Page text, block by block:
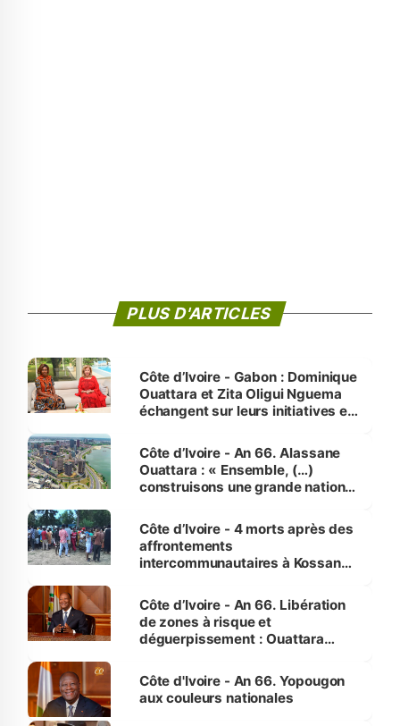
PLUS D'ARTICLES
Côte d’Ivoire - Gabon : Dominique
Ouattara et Zita Oligui Nguema
échangent sur leurs initiatives en
enfants
Côte d’Ivoire - An 66. Alassane
Ouattara : « Ensemble, (…)
construisons une grande nation
générations futures »
Côte d’Ivoire - 4 morts après des
affrontements
intercommunautaires à Kossandji
milieu des sinistrés
Côte d’Ivoire - An 66. Libération
de zones à risque et
déguerpissement : Ouattara
l'Etat de droit pour préserver les
vies humaines »
Côte d'Ivoire - An 66. Yopougon
aux couleurs nationales